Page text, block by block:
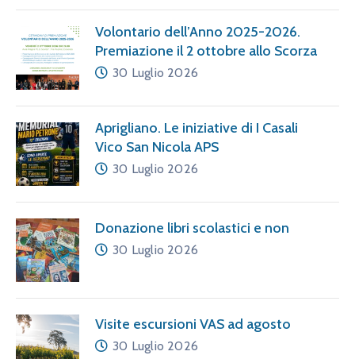
Volontario dell’Anno 2025-2026.
Premiazione il 2 ottobre allo Scorza
30 Luglio 2026
Aprigliano. Le iniziative di I Casali
Vico San Nicola APS
30 Luglio 2026
Donazione libri scolastici e non
30 Luglio 2026
Visite escursioni VAS ad agosto
30 Luglio 2026